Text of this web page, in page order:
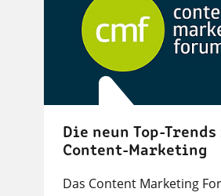
Die neun Top-
Content-Marketing
Das Content Marketing